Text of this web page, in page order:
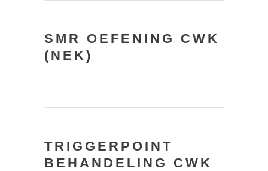
SMR OEFENING CWK
(NEK)
TRIGGERPOINT
BEHANDELING CWK